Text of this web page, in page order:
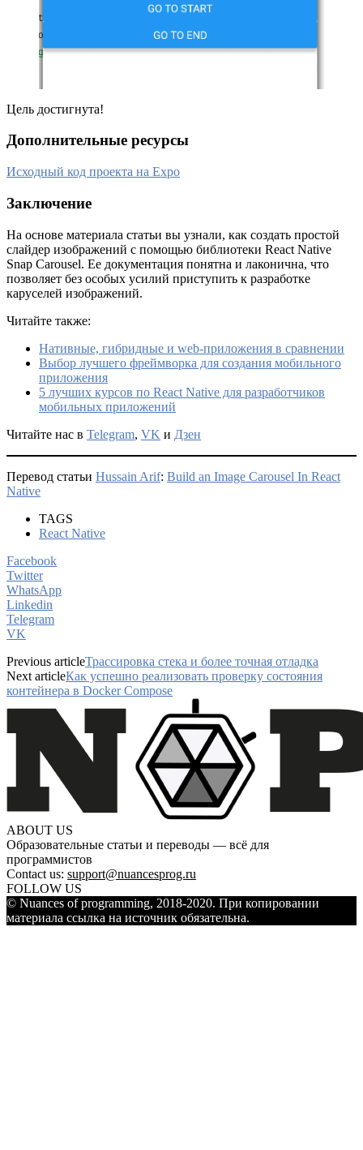
Цель достигнута!
Дополнительные ресурсы
Исходный код проекта на Expo
Заключение
На основе материала статьи вы узнали, как создать простой
слайдер изображений с помощью библиотеки React Native
Snap Carousel. Ее документация понятна и лаконична, что
позволяет без особых усилий приступить к разработке
каруселей изображений.
Читайте также:
Нативные, гибридные и web-приложения в сравнении
Выбор лучшего фреймворка для создания мобильного
приложения
5 лучших курсов по React Native для разработчиков
мобильных приложений
Читайте нас в Telegram, VK и Дзен
Перевод статьи Hussain Arif: Build an Image Carousel In React
Native
TAGS
React Native
Facebook
Twitter
WhatsApp
Linkedin
Telegram
VK
Previous articleТрассировка стека и более точная отладка
Next articleКак успешно реализовать проверку состояния
контейнера в Docker Compose
ABOUT US
Образовательные статьи и переводы — всё для
программистов
Contact us: support@nuancesprog.ru
FOLLOW US
© Nuances of programming, 2018-2020. При копировании
материала ссылка на источник обязательна.